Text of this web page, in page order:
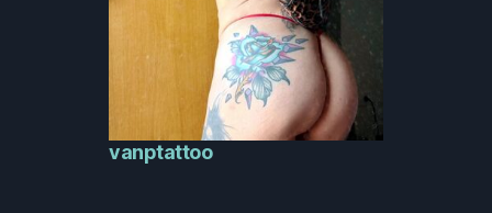
vanptattoo